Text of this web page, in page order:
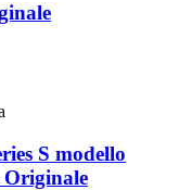
S modello
Originale